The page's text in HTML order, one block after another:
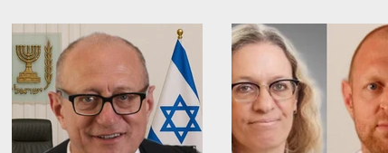
שטר בודד של 50 שקל,
לשני הליכים משפטיים
בריקסטון כספות פעלה
לפינוי הכספת, ובהמשך
תביעה כספית בדרישה
לתשלום של יותר מ־21 אלף שקל.
נווה אור שיא אנרגיה סולארי
שותפות מוגבלת ושיא נרגיה
2020 בע"מ. בפני השופטת יעל
בלכר (בצילום) נדונה הבקשה
לעיכוב ההליכים. במוקד
המחלוקת עומדים הסכמים